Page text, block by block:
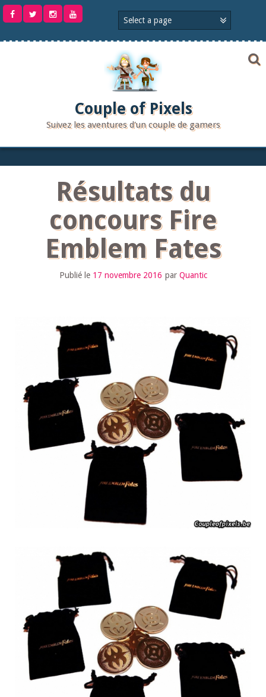
Aller
Couple of Pixels
Suivez les aventures d'un couple de gamers
Résultats du
concours Fire
Emblem Fates
Publié le 17 novembre 2016 par Quantic